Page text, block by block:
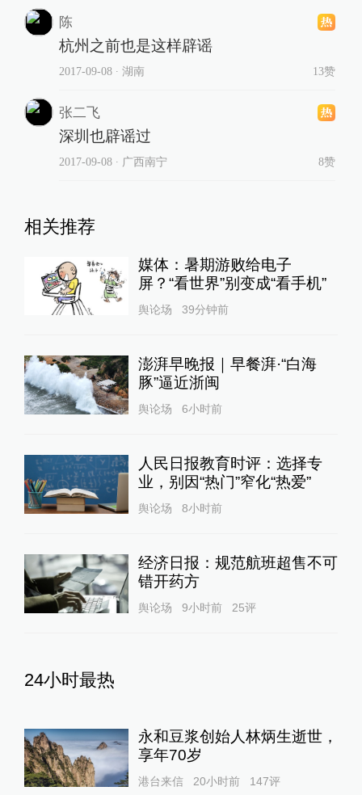
陈
杭州之前也是这样辟谣
2017-09-08∙ 湖南 13赞
张二飞
深圳也辟谣过
2017-09-08∙ 广西南宁 8赞
相关推荐
媒体：暑期游败给电子
屏？“看世界”别变成“看手机”
舆论场 39分钟前
澎湃早晚报｜早餐湃·“白海
豚”逼近浙闽
舆论场 6小时前
人民日报教育时评：选择专
业，别因“热门”窄化“热爱”
舆论场 8小时前
经济日报：规范航班超售不可
错开药方
舆论场 9小时前 25评
24小时最热
永和豆浆创始人林炳生逝世，
享年70岁
港台来信 20小时前 147评